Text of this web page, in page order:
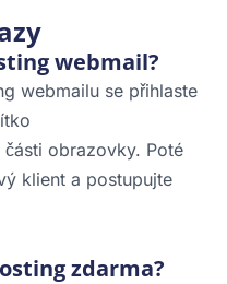
webmail?
webmailu se přihlaste
obrazovky. Poté
klient a postupujte
zdarma?